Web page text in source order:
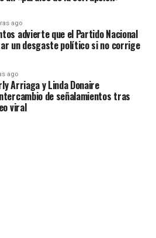
ago
advierte que el Partido Nacional
un desgaste político si no corrige
ago
Arriaga y Linda Donaire
de señalamientos tras
viral